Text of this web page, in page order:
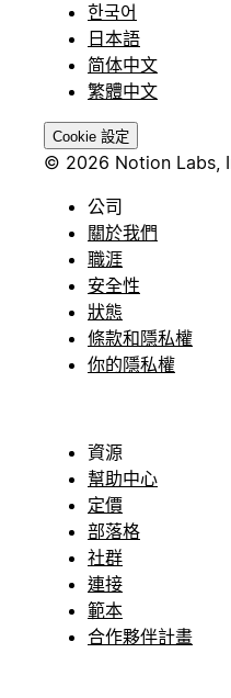
한국어
日本語
简体中文
繁體中文
Cookie 設定
© 2026 Notion Labs,
公司
關於我們
職涯
安全性
狀態
條款和隱私權
你的隱私權
資源
幫助中心
定價
部落格
社群
連接
範本
合作夥伴計畫